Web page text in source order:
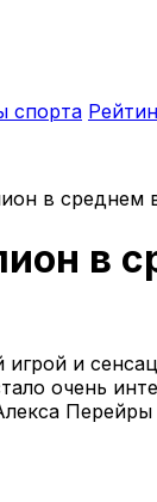
спорта
в среднем
в
и
очень